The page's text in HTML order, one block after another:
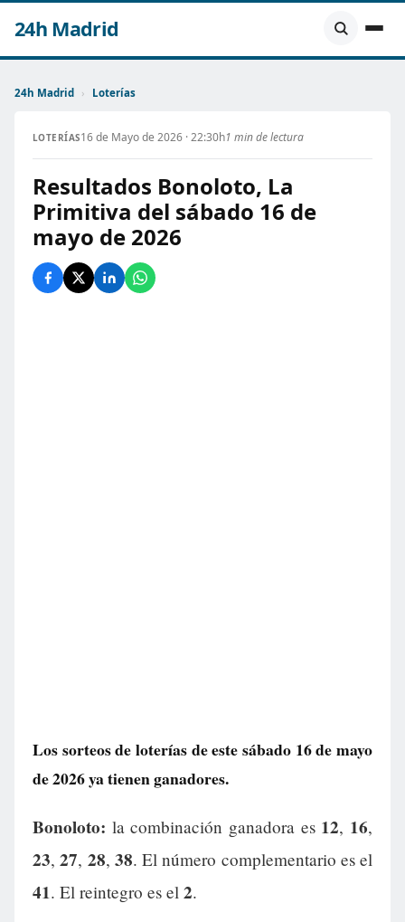
24h Madrid
24h Madrid › Loterías
LOTERÍAS16 de Mayo de 2026 · 22:30h1 min de lectura
Resultados Bonoloto, La
Primitiva del sábado 16 de
mayo de 2026
Los sorteos de loterías de este sábado 16 de mayo
de 2026 ya tienen ganadores.
Bonoloto: la combinación ganadora es 12, 16,
23,27, 28, 38. El número complementario es el
41. El reintegro es el 2.